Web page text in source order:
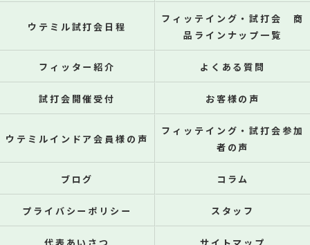
ウテミル試打会日程
フィッテイング・試打会 商
品ラインナップ一覧
フィッター紹介 よくある質問
試打会開催受付 お客様の声
ウテミルインドア会員様の声
フィッテイング・試打会参加
者の声
ブログ コラム
プライバシーポリシー スタッフ
代表あいさつ サイトマップ